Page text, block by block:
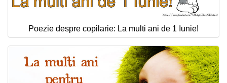
Poezie despre copilarie: La multi ani de 1 Iunie!